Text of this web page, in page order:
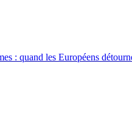
: quand les Européens